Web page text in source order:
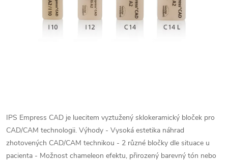
IPS Empress CAD je luecitem vyztužený sklokeramický bloček pro
CAD/CAM technologii. Výhody - Vysoká estetika náhrad
zhotovených CAD/CAM technikou - 2 různé bločky dle situace u
pacienta - Možnost chameleon efektu, přirozený barevný tón nebo